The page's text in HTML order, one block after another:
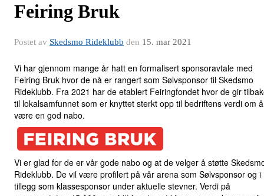
Feiring Bruk
Postet av Skedsmo Rideklubb den 15. mar 2021
Vi har gjennom mange år hatt en formalisert sponsoravtale med
Feiring Bruk hvor de nå er rangert som Sølvsponsor til Skedsmo
Rideklubb. Fra 2021 har de etablert Feiringfondet hvor de gir
til lokalsamfunnet som er knyttet sterkt opp til bedriftens verdi om å
være en god nabo.
Vi er glad for de er vår gode nabo og at de velger å støtte
Rideklubb. De vil være profilert på vår arena som Sølvsponsor og i
tillegg som klassesponsor under aktuelle stevner. Verdi på